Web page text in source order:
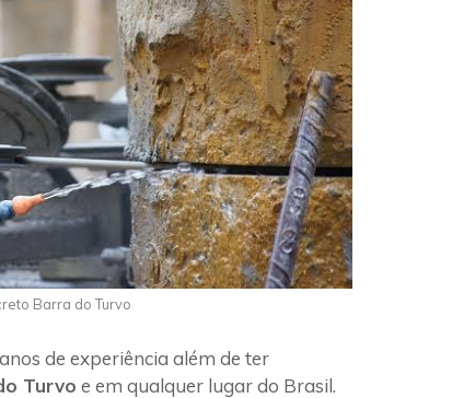
Barra do Turvo
de experiência além de ter
Turvo e em qualquer lugar do Brasil.